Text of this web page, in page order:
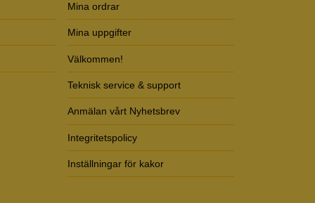
Mina ordrar
Mina uppgifter
Välkommen!
Teknisk service & support
Anmälan vårt Nyhetsbrev
Integritetspolicy
Inställningar för kakor